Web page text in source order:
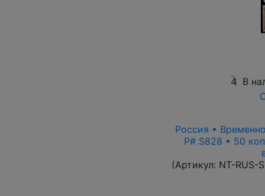
4 В
Россия •
P# S828 • 50
(Артикул: NT-RUS-